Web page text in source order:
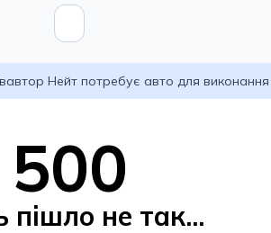
Нейт потребує авто для
500
не так...